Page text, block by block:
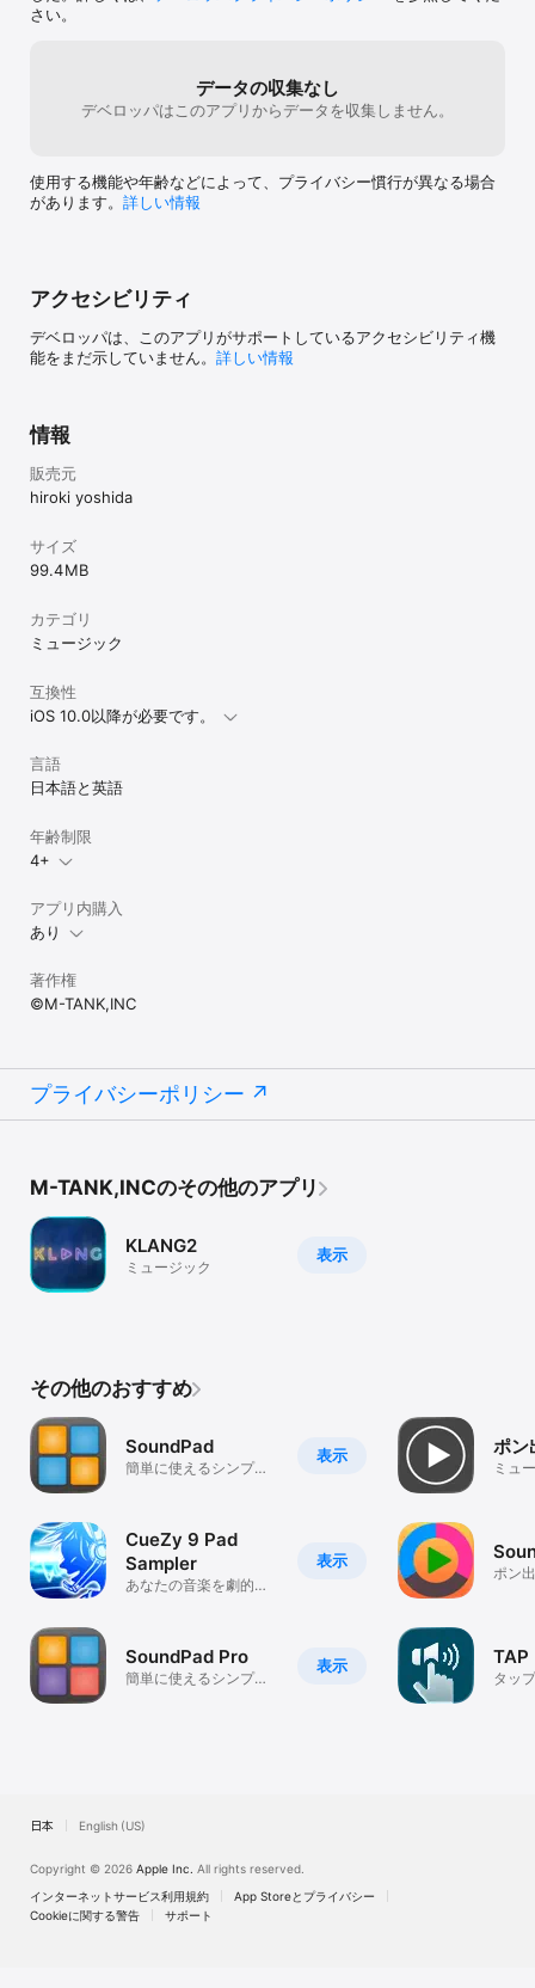
出題音、シンキング音、タイムオーバー音、正解音、不正
解音、ファンファーレ、罰ゲーム音・・・など
お知らせのチャイム、カウントダウン、ゴング、シンバ
ル、爆発音、ピストル、アラーム、
・和風
つづみ、尺八、拍子木、合いの手（ヨーキン！、ヨーポ
さい。
データの収集なし
デベロッパはこのアプリからデータを収集しません。
使用する機能や年齢などによって、プライバシー慣行が異なる場合
があります。 詳しい情報
アクセシビリティ
デベロッパは、このアプリがサポートしているアクセシビリティ機
能をまだ示していません。 詳しい情報
情報
販売元
hiroki yoshida
サイズ
99.4 MB
カテゴリ
ミュージック
互換性
iOS 10.0以降が必要です。
言語
日本語と英語
年齢制限
4+
アプリ内購入
あり
著作権
©M-TANK,INC
プライバシーポリシー
M-TANK,INCのその他のアプリ
表示
KLANG2
ミュージック
その他のおすすめ
表示
SoundPad
簡単に使えるシンプル
表示
CueZy 9 Pad
Sampler
あなたの音楽を劇的に
表示
SoundPad Pro
簡単に使えるシンプル
ポン
ミュ
ポン
TAP
タッ
日本 English (US)
Copyright © 2026 Apple Inc. All rights reserved.
インターネットサービス利用規約
App Storeとプライバシー
Cookieに関する警告
サポート